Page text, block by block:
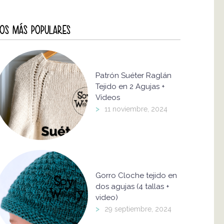
MÁS POPULARES
Patrón Suéter Raglán
Tejido en 2 Agujas +
Vídeos
> 11 noviembre, 2024
Gorro Cloche tejido en
dos agujas (4 tallas +
video)
> 29 septiembre, 2024